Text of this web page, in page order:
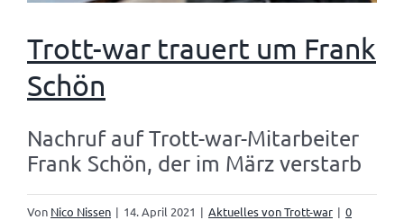
Trott-war trauert um Frank
Schön
Nachruf auf Trott-war-Mitarbeiter
Frank Schön, der im März verstarb
Von Nico Nissen | 14. April 2021 | Aktuelles von Trott-war | 0